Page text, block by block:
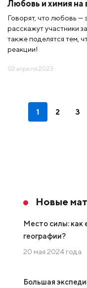
Любовь и химия на
Говорят, что любовь —
расскажут участники
также поделятся тем,
реакции!
02 апреля 2023
1 2 3
Новые
Место силы: как
географии?
20 мая 2024 года
Большая